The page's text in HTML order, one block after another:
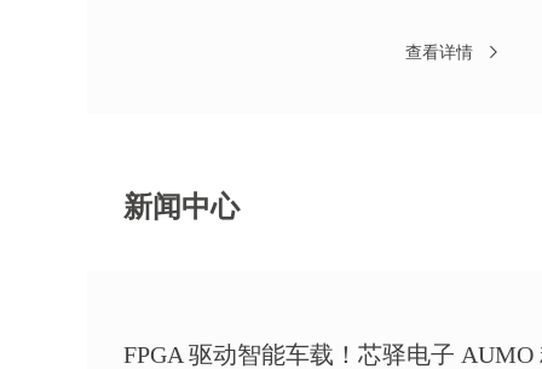
查看详情
新闻中心
FPGA 驱动智能车载！芯驿电子